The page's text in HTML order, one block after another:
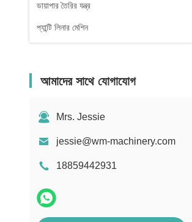
ডায়াপার তৈরির যন্ত্র
প্যান্টি লিনার মেশিন
আমাদের সাথে যোগাযোগ
Mrs. Jessie
jessie@wm-machinery.com
18859442931